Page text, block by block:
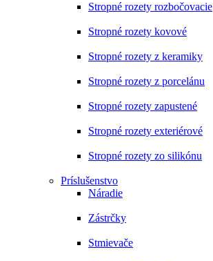
Stropné rozety rozbočovacie
Stropné rozety kovové
Stropné rozety z keramiky
Stropné rozety z porcelánu
Stropné rozety zapustené
Stropné rozety exteriérové
Stropné rozety zo silikónu
Príslušenstvo
Náradie
Zástrčky
Stmievače